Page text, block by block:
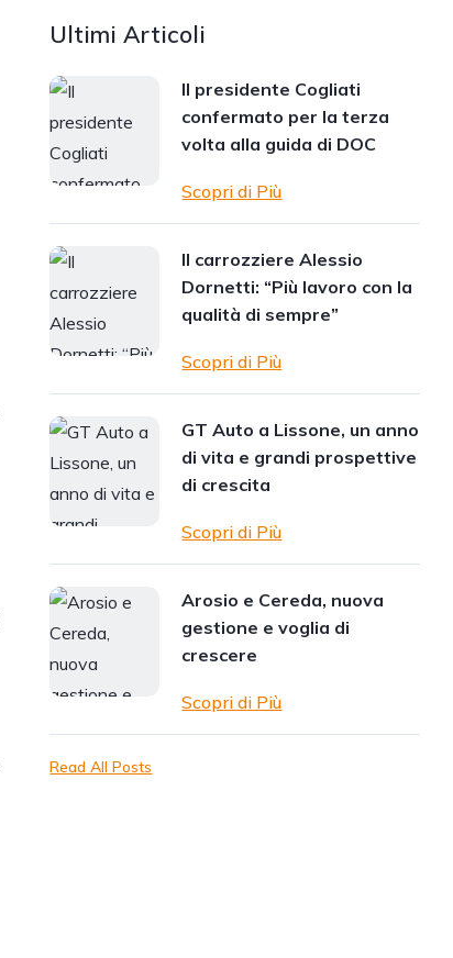
Ultimi Articoli
Il presidente Cogliati
confermato per la terza
volta alla guida di DOC
Scopri di Più
Il carrozziere Alessio
Dornetti: “Più lavoro con la
qualità di sempre”
Scopri di Più
GT Auto a Lissone, un anno
di vita e grandi prospettive
di crescita
Scopri di Più
Arosio e Cereda, nuova
gestione e voglia di
crescere
Scopri di Più
Read All Posts